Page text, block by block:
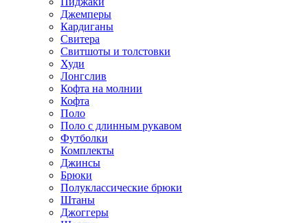
Джемперы
Кардиганы
Свитера
Свитшоты и толстовки
Худи
Лонгслив
Кофта на молнии
Кофта
Поло
Поло с длинным рукавом
Футболки
Комплекты
Джинсы
Брюки
Полуклассические брюки
Штаны
Джоггеры